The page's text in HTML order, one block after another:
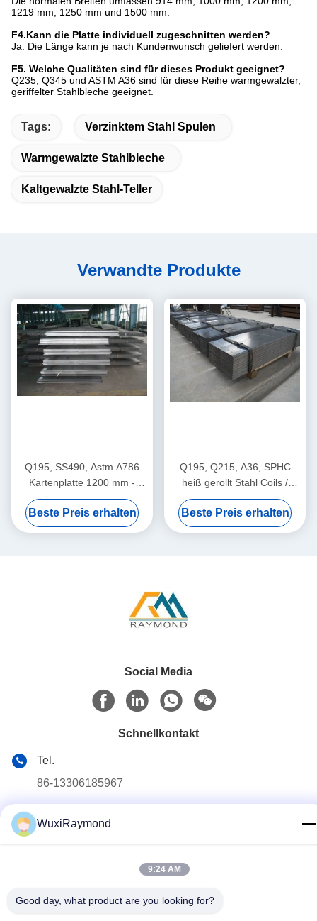
1219 mm, 1250 mm und 1500 mm.
F4.Kann die Platte individuell zugeschnitten werden?
Ja. Die Länge kann je nach Kundenwunsch geliefert werden.
F5. Welche Qualitäten sind für dieses Produkt geeignet?
Q235, Q345 und ASTM A36 sind für diese Reihe warmgewalzter,
geriffelter Stahlbleche geeignet.
Tags: Verzinktem Stahl Spulen
Warmgewalzte Stahlbleche
Kaltgewalzte Stahl-Teller
Verwandte Produkte
Q195, SS490, Astm A786
Kartenplatte 1200 mm -
1800 mm Breite
Stahlkartenplatte
Beste Preis erhalten
Q195, Q215, A36, SPHC
heiß gerollt Stahl Coils /
kariert Stahlplatte, 1000 -
12000mm Länge
Beste Preis erhalten
Social Media
Schnellkontakt
Tel.
86-13306185967
adam@wxhy.com.cn
Shitangwan lndustrielle Park, Stadt Wuxi, Jiangsu Prov.,
WuxiRaymond
9:24 AM
Good day, what product are you looking for?